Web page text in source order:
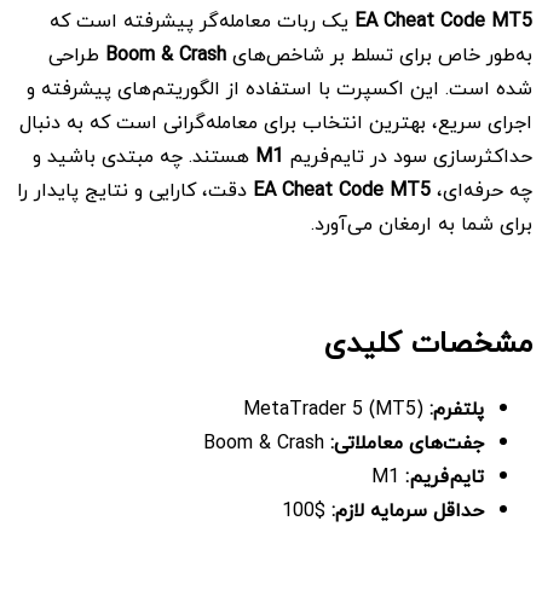
EA Cheat Code MT5 یک ربات معامله‌گر پیشرفته است که
به‌طور خاص برای تسلط بر شاخص‌هایBoom & Crash طراحی
شده است. این اکسپرت با استفاده از الگوریتم‌های پیشرفته و
اجرای سریع، بهترین انتخاب برای معامله‌گرانی است که به دنبال
حداکثرسازی سود در تایم‌فریم M1 هستند. چه مبتدی باشید و
چه حرفه‌ای،EA Cheat Code MT5 دقت، کارایی و نتایج پایدار را
برای شما به ارمغان می‌آورد.
مشخصات کلیدی
پلتفرم:
MetaTrader 5 (MT5)
جفت‌های معاملاتی:Boom & Crash
تایم‌فریم: M1
حداقل سرمایه لازم: $100